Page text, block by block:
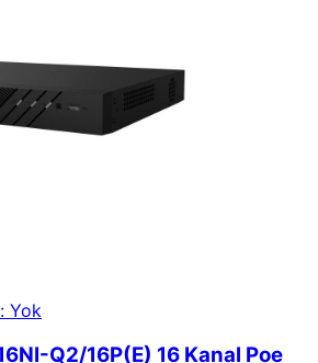
Yok
Q2/16P(E) 16 Kanal Poe